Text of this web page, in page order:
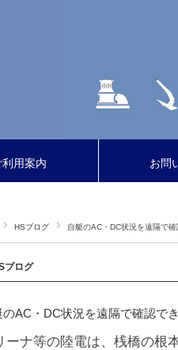
用案内 お問
HSブログ 自艇のAC・DC状況を遠隔で
ブログ
のAC・DC状況を遠隔で確認で
ーナ等の陸電は、桟橋の根